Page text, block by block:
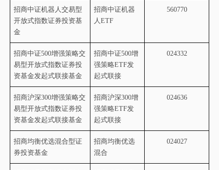
招商中证机器人交易型
开放式指数证券投资基
金
招商中证机器
人ETF
560770
招商中证500增强策略交
易型开放式指数证券投
资基金发起式联接基金
招商中证500增
强策略ETF发
起式联接
024332
招商沪深300增强策略交
易型开放式指数证券投
资基金发起式联接基金
招商沪深300增
强策略ETF发
起式联接
024636
招商均衡优选混合型证
券投资基金
招商均衡优选
混合
024027